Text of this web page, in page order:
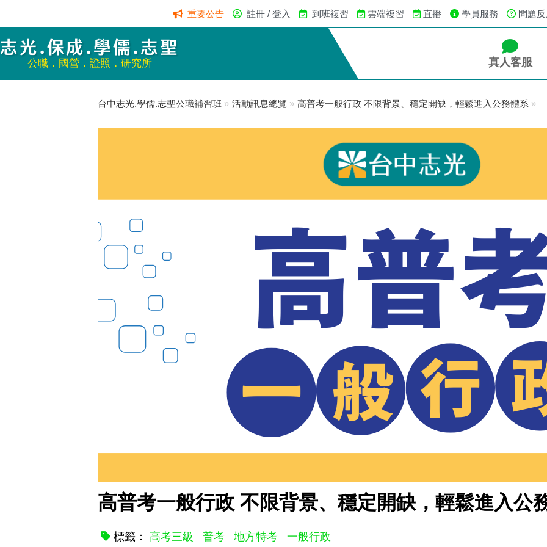
重要公告 註冊 / 登入 到班複習 雲端複習 直播 學員服務 問題
志光.保成.學儒.志聖
公職．國營．證照．研究所 真人客服
台中志光.學儒.志聖公職補習班 » 活動訊息總覽 » 高普考一般行政 不限背景、穩定開缺，輕鬆進入公務體系 »
高普考一般行政 不限背景、穩定開缺，輕鬆進入公
標籤： 高考三級 普考 地方特考 一般行政